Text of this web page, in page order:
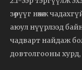
зөрүүг нөхөж
аюул нүүрлээд
чадварт найдаж
довтолгооны хурд,